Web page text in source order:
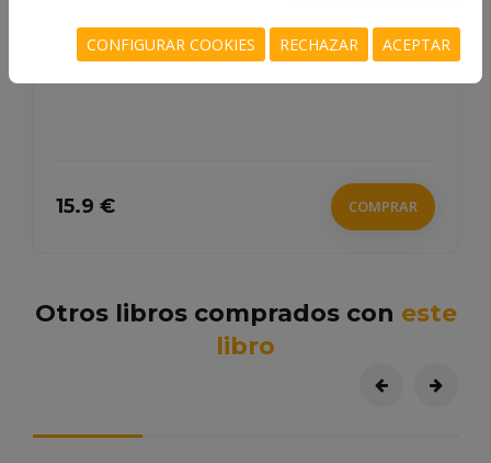
MOLINA, JESUS DEVESA
20 € COMPRAR
Otros libros comprados con este
libro
CONFIGURAR COOKIES RECHAZAR ACEPTAR